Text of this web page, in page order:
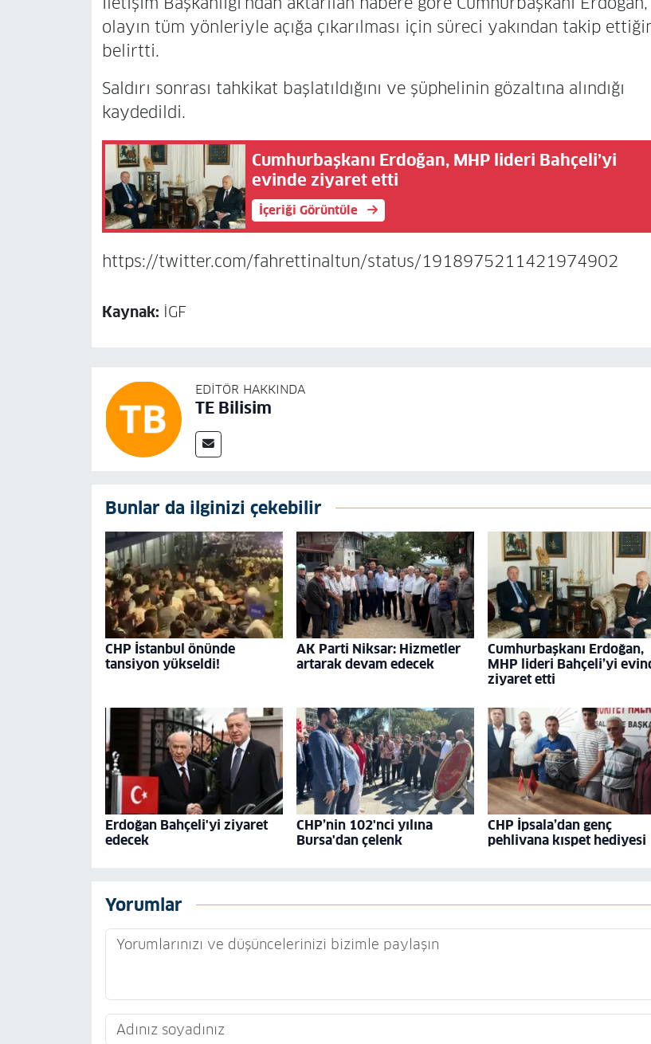
olayın tüm yönleriyle açığa çıkarılması için süreci yakından takip
belirtti.
Saldırı sonrası tahkikat başlatıldığını ve şüphelinin gözaltına alındığı
kaydedildi.
Cumhurbaşkanı Erdoğan, MHP lideri Bahçeli’yi
evinde ziyaret etti
İçeriği Görüntüle
https://twitter.com/fahrettinaltun/status/1918975211421974902
Kaynak: İGF
EDITÖR HAKKINDA
TE Bilisim
Bunlar da ilginizi çekebilir
CHP İstanbul önünde
tansiyon yükseldi!
AK Parti Niksar: Hizmetler
artarak devam edecek
Cumhurbaşkanı Erdoğan,
MHP lideri Bahçeli’yi
ziyaret etti
Erdoğan Bahçeli'yi ziyaret
edecek
CHP’nin 102'nci yılına
Bursa'dan çelenk
CHP İpsala’dan genç
pehlivana kıspet hediyesi
Yorumlar